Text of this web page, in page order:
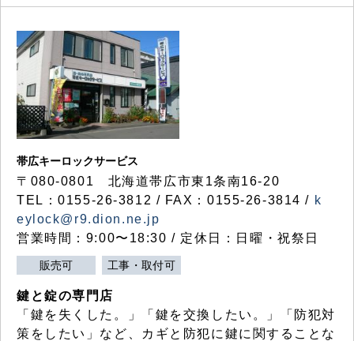
帯広キーロックサービス
〒080-0801 北海道帯広市東1条南16-20
TEL：0155-26-3812 / FAX：0155-26-3814 / k
eylock@r9.dion.ne.jp
営業時間：9:00〜18:30 / 定休日：日曜・祝祭日
販売可 工事・取付可
鍵と錠の専門店
「鍵を失くした。」「鍵を交換したい。」「防犯対
策をしたい」など、カギと防犯に鍵に関することな